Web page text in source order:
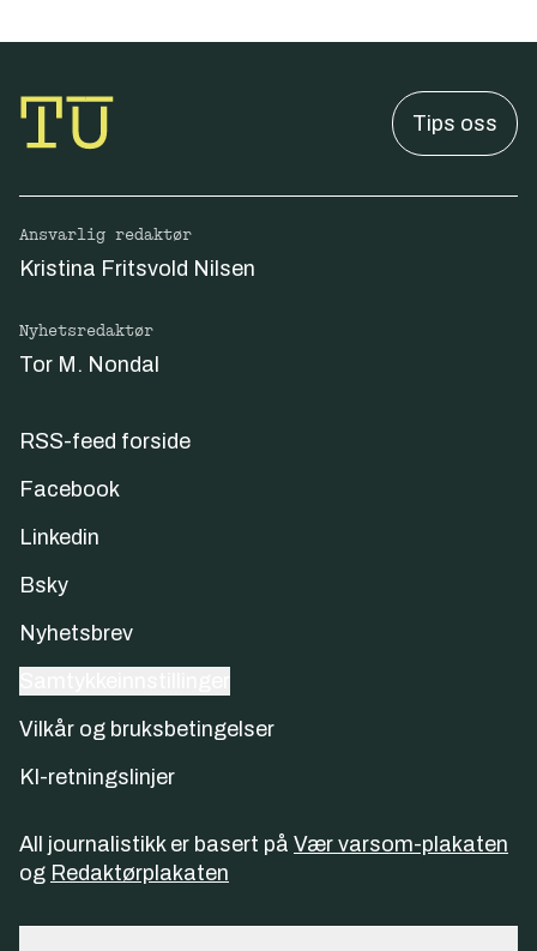
Tips oss
Ansvarlig redaktør
Kristina Fritsvold Nilsen
Nyhetsredaktør
Tor M. Nondal
RSS-feed forside
Facebook
Linkedin
Bsky
Nyhetsbrev
Vilkår og bruksbetingelser
KI-retningslinjer
All journalistikk er basert på Vær varsom-plakaten
og Redaktørplakaten